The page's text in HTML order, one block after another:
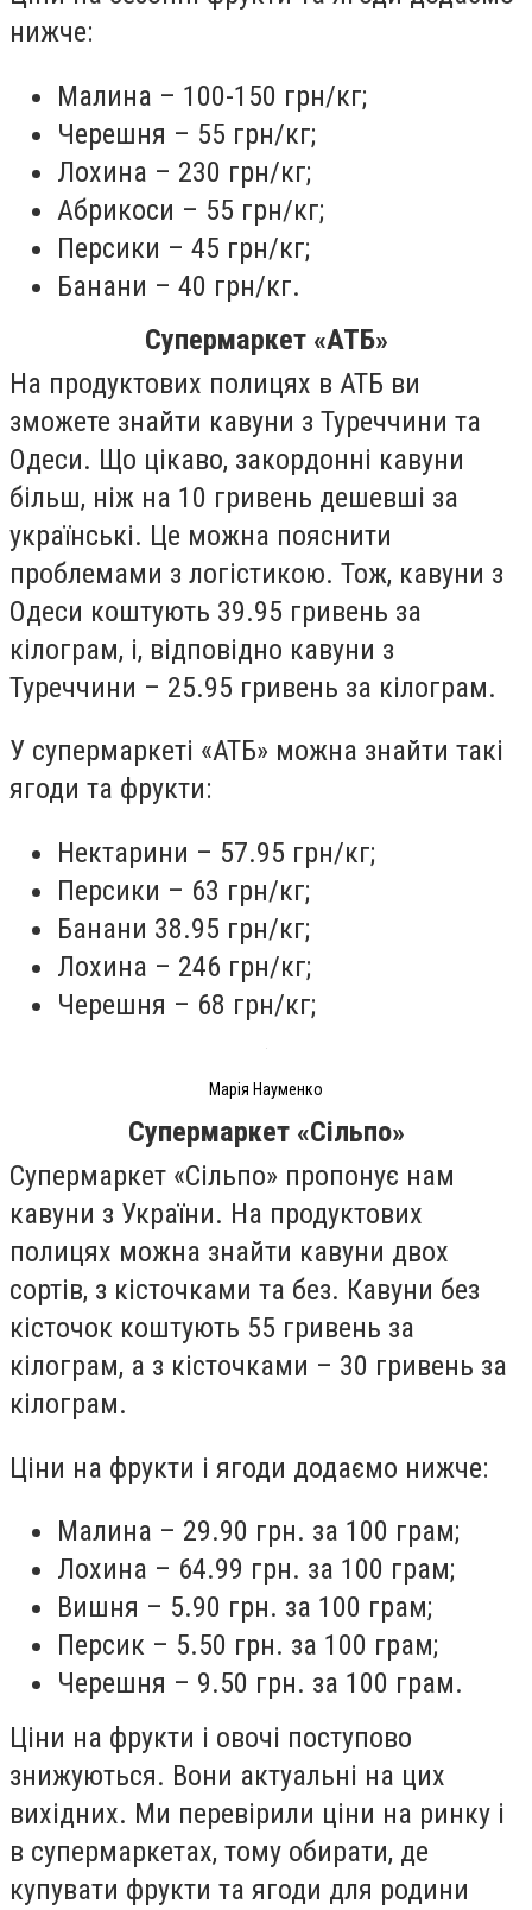
нижче:
Малина – 100-150 грн/кг;
Черешня – 55 грн/кг;
Лохина – 230 грн/кг;
Абрикоси – 55 грн/кг;
Персики – 45 грн/кг;
Банани – 40 грн/кг.
Супермаркет «АТБ»
На продуктових полицях в АТБ ви
зможете знайти кавуни з Туреччини та
Одеси. Що цікаво, закордонні кавуни
більш, ніж на 10 гривень дешевші за
українські. Це можна пояснити
проблемами з логістикою. Тож, кавуни з
Одеси коштують 39.95 гривень за
кілограм, і, відповідно кавуни з
Туреччини – 25.95 гривень за кілограм.
У супермаркеті «АТБ» можна знайти такі
ягоди та фрукти:
Нектарини – 57.95 грн/кг;
Персики – 63 грн/кг;
Банани 38.95 грн/кг;
Лохина – 246 грн/кг;
Черешня – 68 грн/кг;
Марія Науменко
Супермаркет «Сільпо»
Супермаркет «Сільпо» пропонує нам
кавуни з України. На продуктових
полицях можна знайти кавуни двох
сортів, з кісточками та без. Кавуни без
кісточок коштують 55 гривень за
кілограм, а з кісточками – 30 гривень за
кілограм.
Ціни на фрукти і ягоди додаємо нижче:
Малина – 29.90 грн. за 100 грам;
Лохина – 64.99 грн. за 100 грам;
Вишня – 5.90 грн. за 100 грам;
Персик – 5.50 грн. за 100 грам;
Черешня – 9.50 грн. за 100 грам.
Ціни на фрукти і овочі поступово
знижуються. Вони актуальні на цих
вихідних. Ми перевірили ціни на ринку і
в супермаркетах, тому обирати, де
купувати фрукти та ягоди для родини